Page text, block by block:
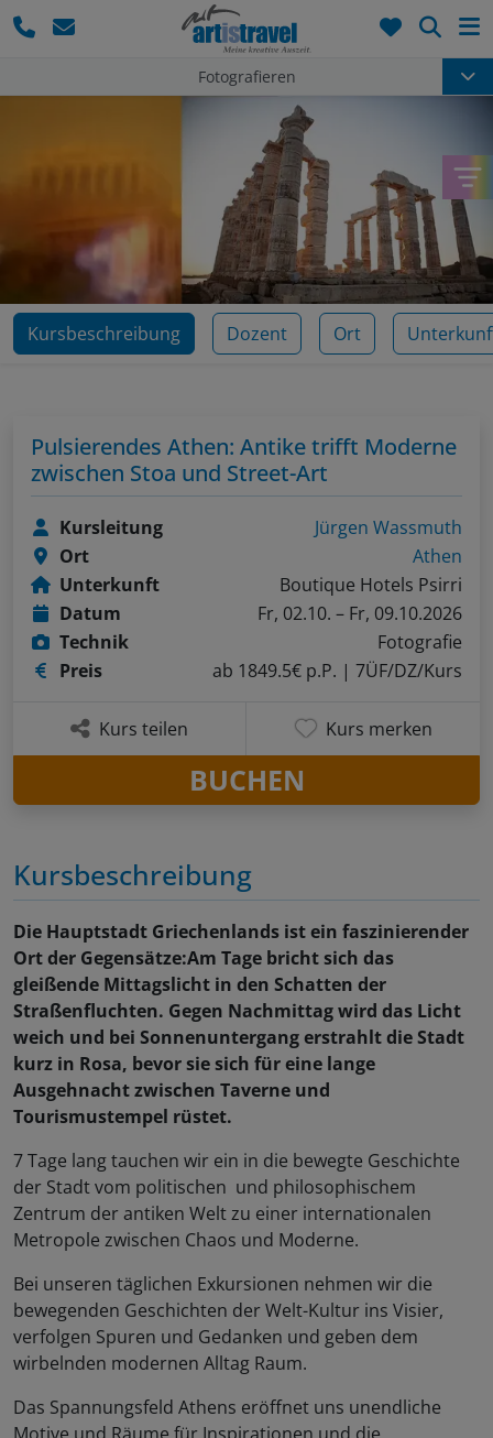
Fotografieren
Kursbeschreibung Dozent Ort
Kursbeschreibung
Die Hauptstadt Griechenlands ist ein faszinierender
Ort der Gegensätze:Am Tage bricht sich das
gleißende Mittagslicht in den Schatten der
Straßenfluchten. Gegen Nachmittag wird das Licht
weich und bei Sonnenuntergang erstrahlt die Stadt
kurz in Rosa, bevor sie sich für eine lange
Ausgehnacht zwischen Taverne und
Tourismustempel rüstet.
7 Tage lang tauchen wir ein in die bewegte Geschichte
der Stadt vom politischen und philosophischem
Zentrum der antiken Welt zu einer internationalen
Metropole zwischen Chaos und Moderne.
Bei unseren täglichen Exkursionen nehmen wir die
bewegenden Geschichten der Welt-Kultur ins Visier,
verfolgen Spuren und Gedanken und geben dem
wirbelnden modernen Alltag Raum.
Das Spannungsfeld Athens eröffnet uns unendliche
Pulsierendes Athen: Antike trifft Moderne
zwischen Stoa und Street-Art
Kursleitung
Jürgen Wassmuth
Ort
Athen
Unterkunft
Boutique Hotels Psirri
Datum
Fr, 02.10. – Fr, 09.10.2026
Technik
Fotografie
Preis
ab 1849.5€ p.P. | 7ÜF/DZ/Kurs
Kurs teilen Kurs merken
BUCHEN